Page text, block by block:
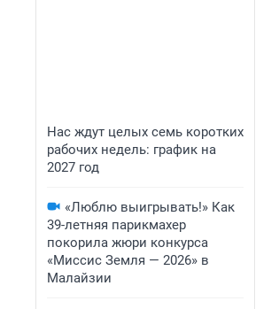
Нас ждут целых семь коротких
рабочих недель: график на
2027 год
«Люблю выигрывать!» Как
39-летняя парикмахер
покорила жюри конкурса
«Миссис Земля — 2026» в
Малайзии